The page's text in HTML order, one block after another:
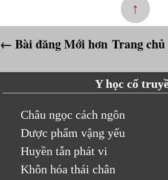
↑
← Bài đăng Mới hơn Trang chủ
Y học cổ
Châu ngọc cách ngôn
Dược phẩm vậng yếu
Huyền tẫn phát vi
Khôn hóa thái chân